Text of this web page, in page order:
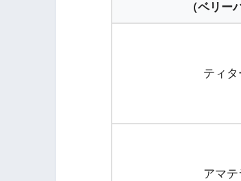
（ベリー
ティ
アマ